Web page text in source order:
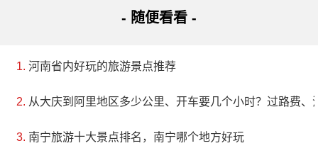
- 随便看看 -
河南省内好玩的旅游景点推荐
从大庆到阿里地区多少公里、开车要几个小时？过路费、
南宁旅游十大景点排名，南宁哪个地方好玩